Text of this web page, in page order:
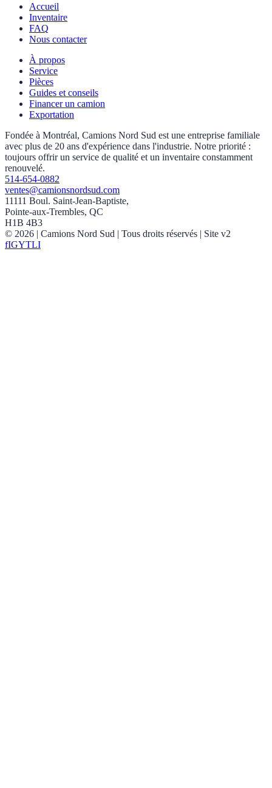
Accueil
Inventaire
FAQ
Nous contacter
À propos
Service
Pièces
Guides et conseils
Financer un camion
Exportation
Fondée à Montréal, Camions Nord Sud est une entreprise familiale
avec plus de 20 ans d'expérience dans l'industrie. Notre priorité :
toujours offrir un service de qualité et un inventaire constamment
renouvelé.
514-654-0882
ventes@camionsnordsud.com
11111 Boul. Saint-Jean-Baptiste,
Pointe-aux-Trembles, QC
H1B 4B3
© 2026 | Camions Nord Sud | Tous droits réservés | Site v2
fIGYTLI